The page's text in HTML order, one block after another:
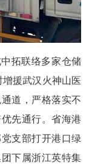
拓联络多家仓储
援武汉火神山医
道，严格落实不
先通行。省海港
支部打开港口绿
下属浙江英特集